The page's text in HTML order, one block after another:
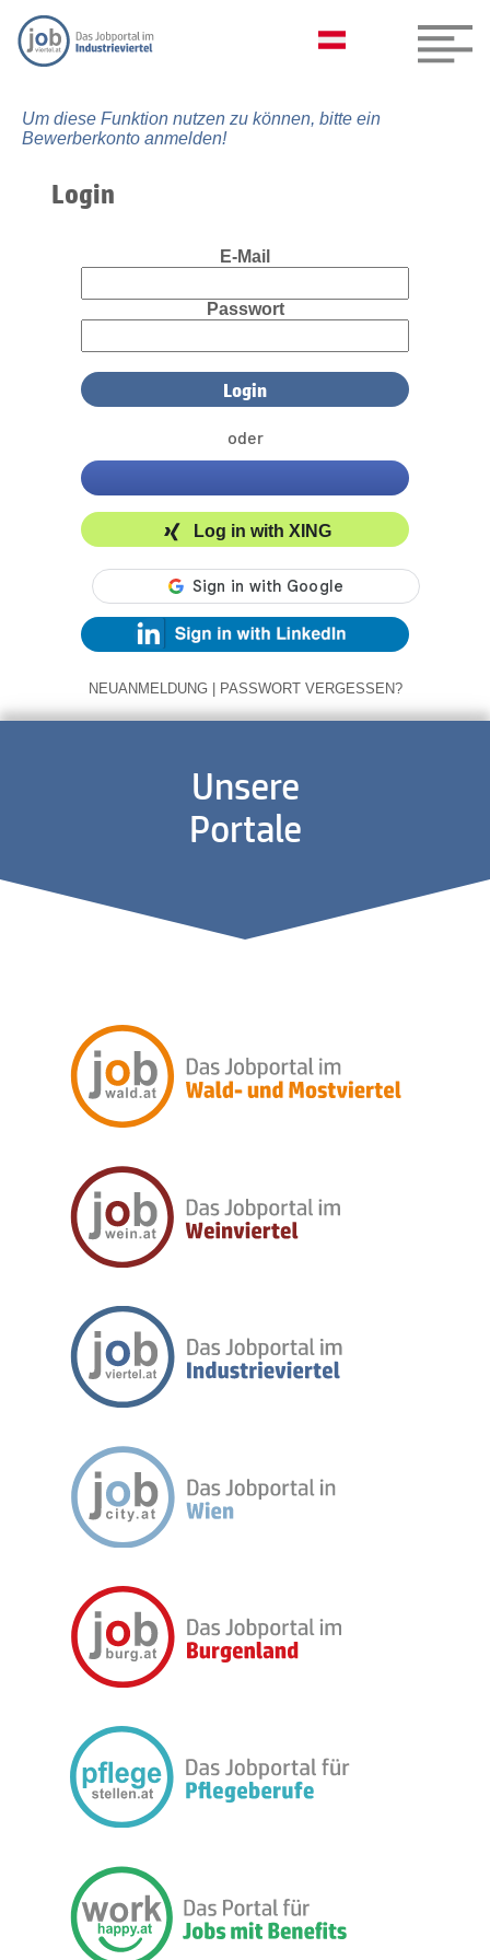
Um diese Funktion nutzen zu können, bitte ein
Bewerberkonto anmelden!
Login
E-Mail
Passwort
oder
Log in with XING
NEUANMELDUNG | PASSWORT VERGESSEN?
Unsere
Portale